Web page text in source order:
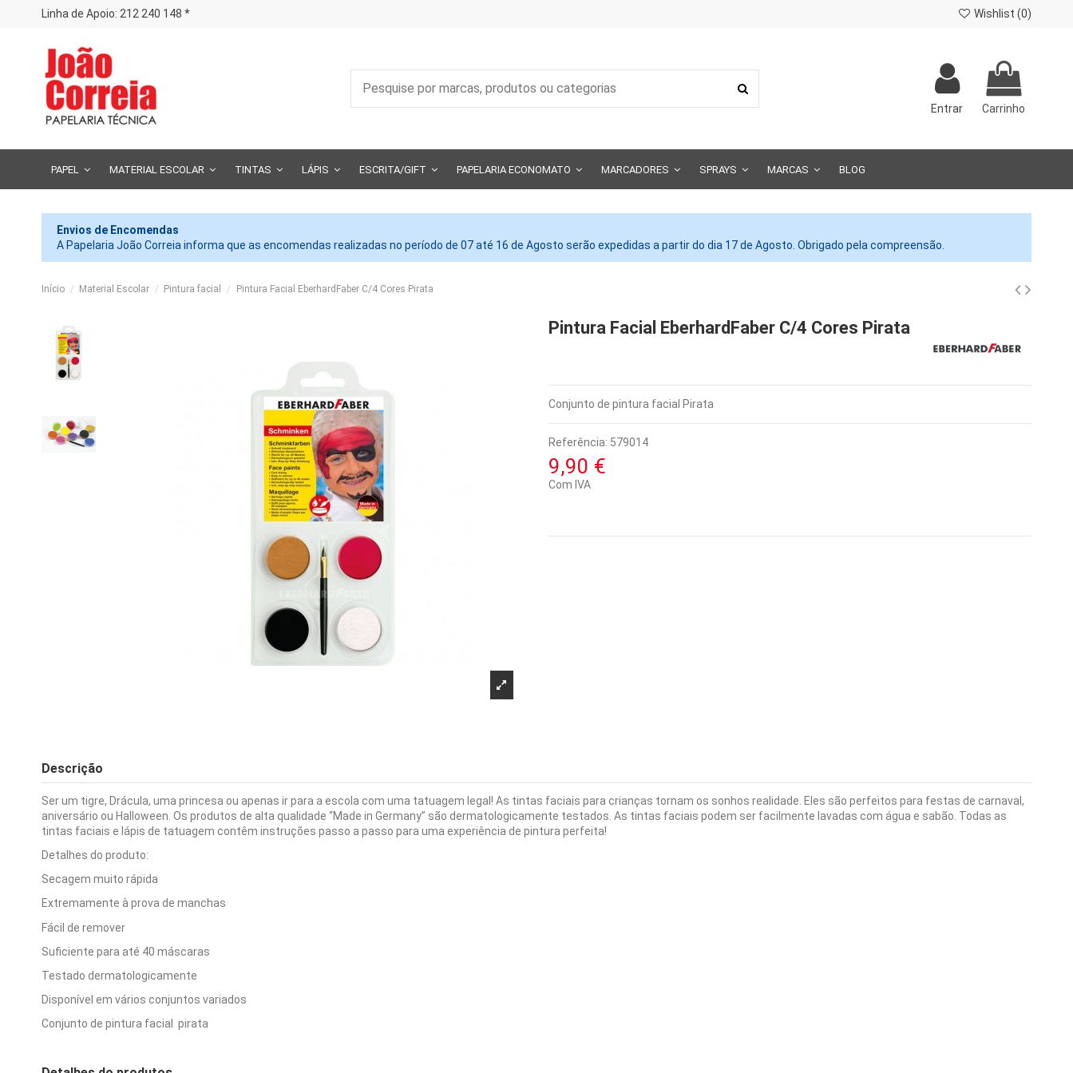
Linha de Apoio: 212 240 148 * Wishlist (0)
Entrar Carrinho
PAPEL MATERIAL ESCOLAR TINTAS LÁPIS ESCRITA/GIFT PAPELARIA ECONOMATO MARCADORES SPRAYS MARCAS BLOG
Envios de Encomendas
A Papelaria João Correia informa que as encomendas realizadas no período de 07 até 16 de Agosto serão expedidas a partir do dia 17 de Agosto. Obrigado pela compreensão.
Início Material Escolar Pintura facial Pintura Facial EberhardFaber C/4 Cores Pirata
Pintura Facial EberhardFaber C/4 Cores Pirata
Conjunto de pintura facial Pirata
Referência: 579014
9,90 €
Com IVA
Descrição
Ser um tigre, Drácula, uma princesa ou apenas ir para a escola com uma tatuagem legal! As tintas faciais para crianças tornam os sonhos realidade. Eles são perfeitos para festas de carnaval,
aniversário ou Halloween. Os produtos de alta qualidade “Made in Germany” são dermatologicamente testados. As tintas faciais podem ser facilmente lavadas com água e sabão. Todas as
tintas faciais e lápis de tatuagem contêm instruções passo a passo para uma experiência de pintura perfeita!
Detalhes do produto:
Secagem muito rápida
Extremamente à prova de manchas
Fácil de remover
Suficiente para até 40 máscaras
Testado dermatologicamente
Disponível em vários conjuntos variados
Conjunto de pintura facial pirata